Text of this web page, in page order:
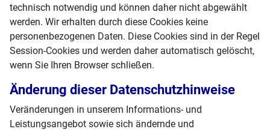
technisch notwendig und können daher nicht abgewählt
werden. Wir erhalten durch diese Cookies keine
personenbezogenen Daten. Diese Cookies sind in der Regel
Session-Cookies und werden daher automatisch gelöscht,
wenn Sie Ihren Browser schließen.
Änderung dieser Datenschutzhinweise
Veränderungen in unserem Informations- und
Leistungsangebot sowie sich ändernde und